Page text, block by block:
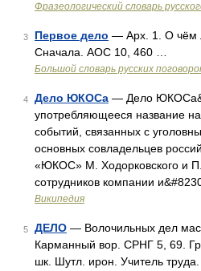
Фразеологический словарь
3 Первое дело — Арх. 1. О чём
Сначала. АОС 10, 460 …
Большой словарь русских
4 Дело ЮКОСа — Дело
употребляющееся название
событий, связанных с
основных совладельцев
«ЮКОС» М. Ходорковского и
сотрудников компании
Википедия
5 ДЕЛО — Волочильных дел
Карманный вор. СРНГ 5, 69.
шк. Шутл. ирон. Учитель